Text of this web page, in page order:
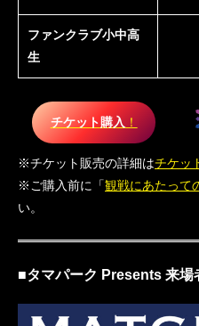
ファンクラブ小中高
生
チケット購入 ！
※チケット販売の詳細はチケッ
※ご購入前に「観戦にあたって
い。
■タマパーク Presents 来場